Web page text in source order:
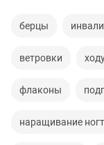
берцы
ветровки
флаконы
наращивание